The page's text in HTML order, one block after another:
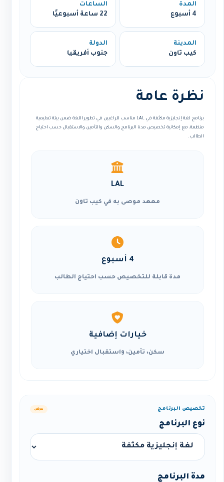
المدة
4 أسبوع
الساعات
22 ساعة أسبوعيًا
المدينة
كيب تاون
الدولة
جنوب أفريقيا
نظرة عامة
برنامج لغة إنجليزية مكثفة في LAL مناسب للراغبين في تطوير اللغة ضمن بيئة تعليمية
منظمة، مع إمكانية تخصيص مدة البرنامج والسكن والتأمين والاستقبال حسب احتياج
الطالب.
LAL
معهد موصى به في كيب تاون
4 أسبوع
مدة قابلة للتخصيص حسب احتياج الطالب
خيارات إضافية
سكن، تأمين، واستقبال اختياري
تخصيص البرنامج عرض
نوع البرنامج
مدة البرنامج